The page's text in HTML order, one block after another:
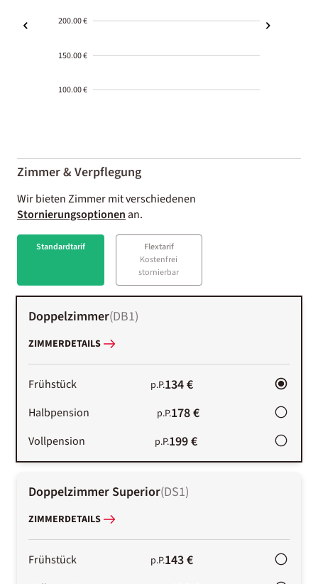
200.00 €
150.00 €
100.00 €
01-02
Zimmer & Verpflegung
Wir bieten Zimmer mit verschiedenen
Stornierungsoptionenan.
Standardtarif
Flextarif
Kostenfrei
stornierbar
Doppelzimmer(DB1)
ZIMMERDETAILS
Frühstück p.P.134 €
Halbpension p.P.178 €
Vollpension p.P.199 €
Doppelzimmer Superior(DS1)
ZIMMERDETAILS
Frühstück p.P.143 €